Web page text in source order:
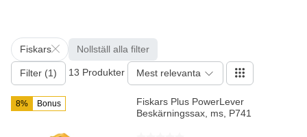
Fiskars Nollställ alla filter
Filter (1) 13 Produkter Mest relevanta
8% Bonus
Fiskars Plus PowerLever
Beskärningssax, ms, P741